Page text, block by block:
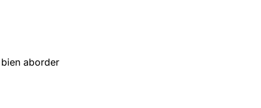
aborder